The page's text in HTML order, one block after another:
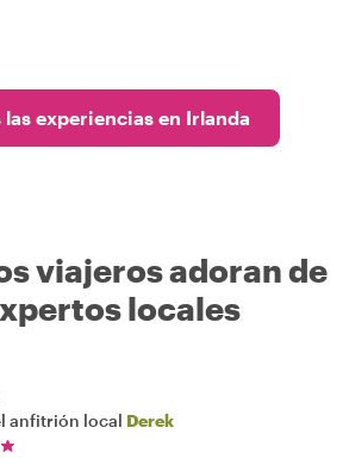
las experiencias en Irlanda
viajeros adoran de
locales
anfitrión local Derek